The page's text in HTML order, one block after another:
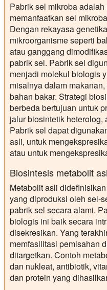
Pabrik sel mikroba
memanfaatkan sel
Dengan rekayasa
mikroorganisme seperti
atau ganggang
pabrik sel. Pabrik sel
menjadi molekul biologis
misalnya dalam
bahan bakar. Strategi
berbeda bertujuan untuk
jalur biosintetik heterolog,
Pabrik sel dapat
asli, untuk
atau untuk
Biosintesis metabolit
Metabolit asli
yang diproduksi oleh sel-
pabrik sel secara alami.
biologis ini baik secara
disekresikan. Yang
memfasilitasi pemisahan
ditargetkan. Contoh
dan nukleat, antibiotik,
dan protein yang